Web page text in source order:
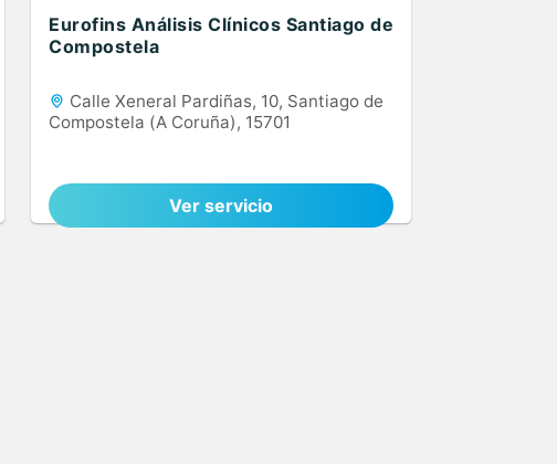
Eurofins Análisis Clínicos Santiago de
Compostela
Calle Xeneral Pardiñas, 10, Santiago de
Compostela (A Coruña), 15701
Ver servicio